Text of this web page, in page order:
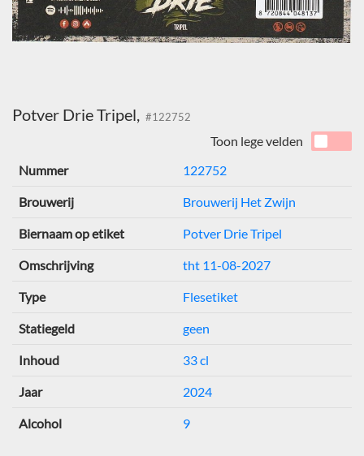
Potver Drie Tripel, #122752
Toon lege velden
Nummer
122752
Brouwerij Brouwerij Het Zwijn
Biernaam op etiket Potver Drie Tripel
Omschrijving tht 11-08-2027
Type Flesetiket
Statiegeld geen
Inhoud 33 cl
Jaar 2024
Alcohol 9